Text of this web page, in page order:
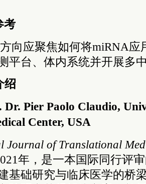
考
向应聚焦如何将miRNA应
平台、体内系统并开展多
绍
Dr. Pier Paolo Claudio,
Center, USA
Journal of Translational
年，是一本国际同行评
基础研究与临床医学的桥